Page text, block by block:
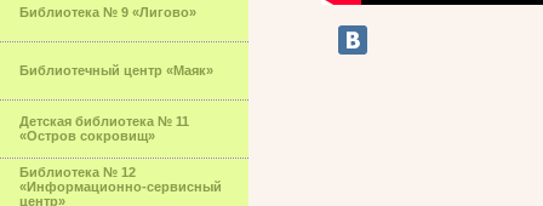
Библиотека № 9 «Лигово»
Библиотечный центр «Маяк»
Детская библиотека № 11
«Остров сокровищ»
Библиотека № 12
«Информационно-сервисный
центр»